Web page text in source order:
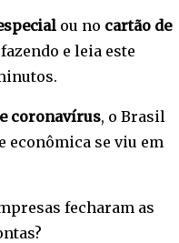
ou no cartão de
e leia este
coronavírus, o Brasil
econômica se viu em
fecharam as